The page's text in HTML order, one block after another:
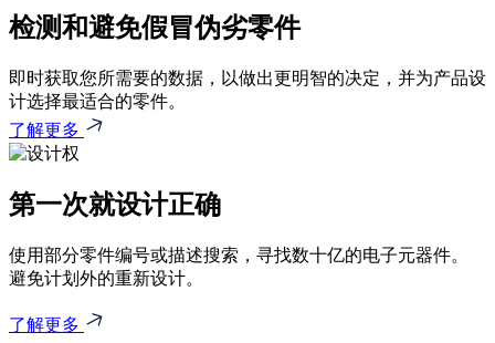
检测和避免假冒伪劣零件
即时获取您所需要的数据，以做出更明智的决定，并为产品设
计选择最适合的零件。
了解更多
第一次就设计正确
使用部分零件编号或描述搜索，寻找数十亿的电子元器件。
避免计划外的重新设计。
了解更多